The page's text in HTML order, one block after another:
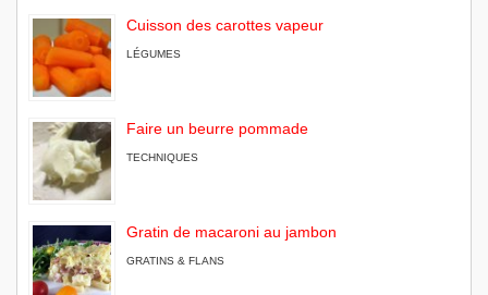
Cuisson des carottes vapeur
LÉGUMES
Faire un beurre pommade
TECHNIQUES
Gratin de macaroni au jambon
GRATINS & FLANS